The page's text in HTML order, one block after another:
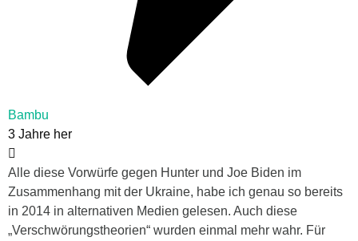
Bambu
3 Jahre her
Alle diese Vorwürfe gegen Hunter und Joe Biden im
Zusammenhang mit der Ukraine, habe ich genau so bereits
in 2014 in alternativen Medien gelesen. Auch diese
„Verschwörungstheorien“ wurden einmal mehr wahr. Für